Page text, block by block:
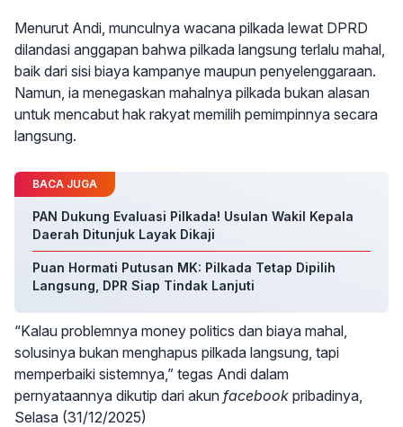
Menurut Andi, munculnya wacana pilkada lewat DPRD
dilandasi anggapan bahwa pilkada langsung terlalu mahal,
baik dari sisi biaya kampanye maupun penyelenggaraan.
Namun, ia menegaskan mahalnya pilkada bukan alasan
untuk mencabut hak rakyat memilih pemimpinnya secara
langsung.
BACA JUGA
PAN Dukung Evaluasi Pilkada! Usulan Wakil Kepala
Daerah Ditunjuk Layak Dikaji
Puan Hormati Putusan MK: Pilkada Tetap Dipilih
Langsung, DPR Siap Tindak Lanjuti
“Kalau problemnya money politics dan biaya mahal,
solusinya bukan menghapus pilkada langsung, tapi
memperbaiki sistemnya,” tegas Andi dalam
pernyataannya dikutip dari akun facebook pribadinya,
Selasa (31/12/2025)